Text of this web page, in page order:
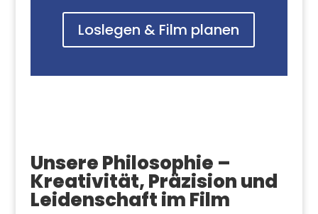
Loslegen & Film planen
Unsere Philosophie –
Kreativität, Präzision und
Leidenschaft im Film